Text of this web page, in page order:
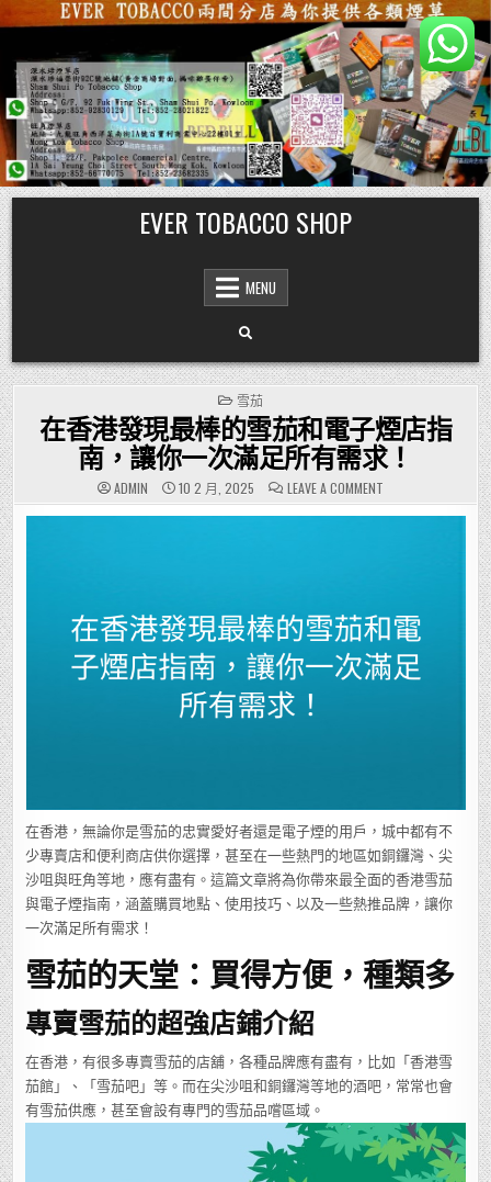
Skip
to
content
EVER TOBACCO SHOP
MENU
POSTED
IN
雪茄
在香港發現最棒的雪茄和電子煙店指
南，讓你一次滿足所有需求！
ADMIN 10 2 月, 2025 LEAVE A COMMENTON
在
香
茄
和
電
子
煙
店
有
需
求！
在香港，無論你是雪茄的忠實愛好者還是電子煙的用戶，城中都有不
少專賣店和便利商店供你選擇，甚至在一些熱門的地區如銅鑼灣、尖
沙咀與旺角等地，應有盡有。這篇文章將為你帶來最全面的香港雪茄
與電子煙指南，涵蓋購買地點、使用技巧、以及一些熱推品牌，讓你
一次滿足所有需求！
雪茄的天堂：買得方便，種類多
專賣雪茄的超強店鋪介紹
在香港，有很多專賣雪茄的店舖，各種品牌應有盡有，比如「香港雪
茄館」、「雪茄吧」等。而在尖沙咀和銅鑼灣等地的酒吧，常常也會
有雪茄供應，甚至會設有專門的雪茄品嚐區域。